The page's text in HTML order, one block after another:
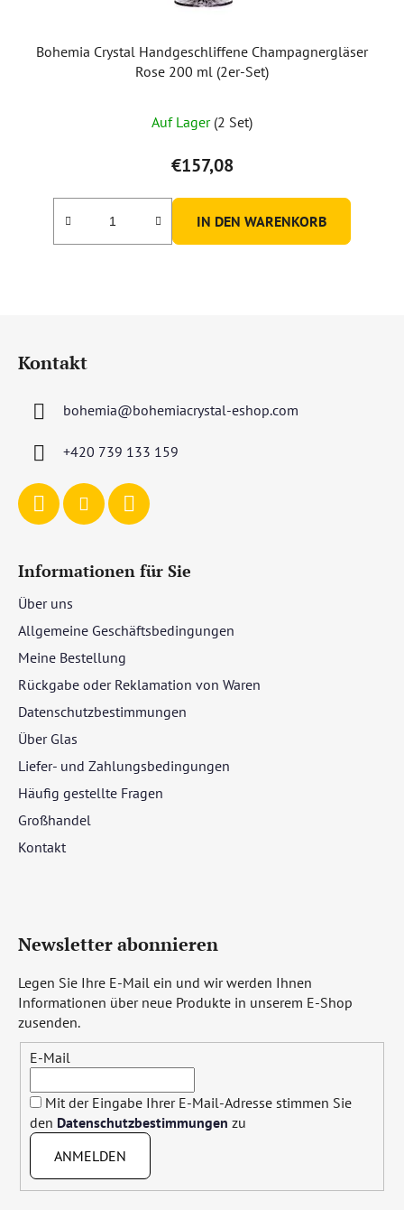
Bohemia Crystal Handgeschliffene Champagnergläser
Rose 200 ml (2er-Set)
Auf Lager (2 Set)
€157,08
IN DEN WARENKORB
Kontakt
bohemia@bohemiacrystal-eshop.com
+420 739 133 159
Informationen für Sie
Über uns
Allgemeine Geschäftsbedingungen
Meine Bestellung
Rückgabe oder Reklamation von Waren
Datenschutzbestimmungen
Über Glas
Liefer- und Zahlungsbedingungen
Häufig gestellte Fragen
Großhandel
Kontakt
Newsletter abonnieren
Legen Sie Ihre E-Mail ein und wir werden Ihnen
Informationen über neue Produkte in unserem E-Shop
zusenden.
E-Mail
Mit der Eingabe Ihrer E-Mail-Adresse stimmen Sie
den Datenschutzbestimmungen zu
ANMELDEN